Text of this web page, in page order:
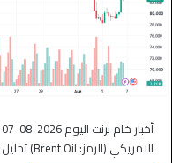
الامريكي (الرمز: Brent Oil) تحليل خام برنت مرفق توقعات خبراء…